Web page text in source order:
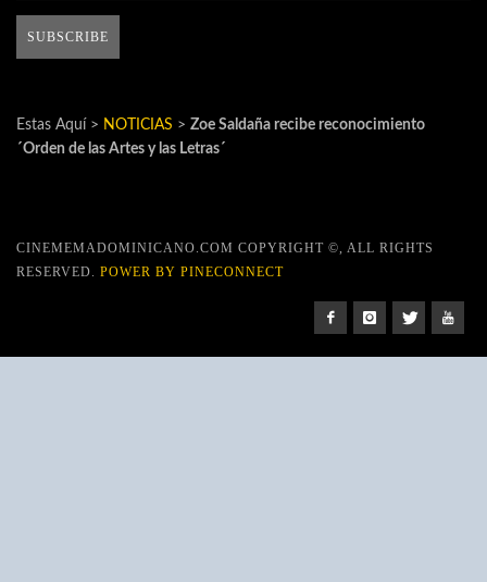
Estas Aquí > NOTICIAS > Zoe Saldaña recibe reconocimiento
´Orden de las Artes y las Letras´
CINEMEMADOMINICANO.COM COPYRIGHT ©, ALL RIGHTS
RESERVED. POWER BY PINECONNECT